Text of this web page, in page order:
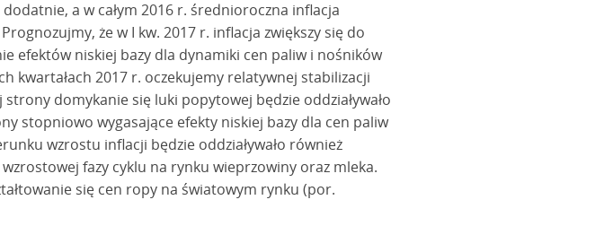
a w całym 2016 r. średnioroczna inflacja
że w I kw. 2017 r. inflacja zwiększy się do
efektów niskiej bazy dla dynamiki cen paliw i nośników
kwartałach 2017 r. oczekujemy relatywnej stabilizacji
domykanie się luki popytowej będzie oddziaływało
stopniowo wygasające efekty niskiej bazy dla cen paliw
wzrostu inflacji będzie oddziaływało również
fazy cyklu na rynku wieprzowiny oraz mleka.
się cen ropy na światowym rynku (por.